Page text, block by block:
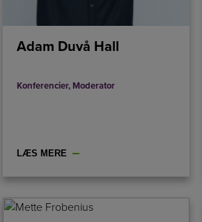
Adam Duvå Hall
Konferencier, Moderator
LÆS MERE